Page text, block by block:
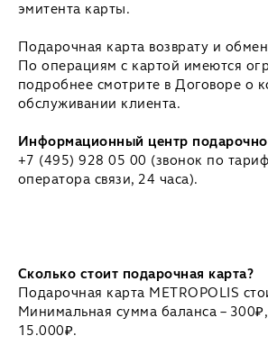
эмитента карты.
Подарочная карта возврату и
По операциям с картой имеются
подробнее смотрите в Договоре о
обслуживании клиента.
Информационный центр
+7 (495) 928 05 00 (звонок по
оператора связи, 24 часа).
Сколько стоит подарочная карта?
Подарочная карта METROPOLIS
Минимальная сумма баланса –
15.000₽.